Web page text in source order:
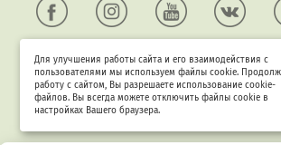
Задать вопрос
Для улучшения работы сайта и его взаимодействия с
пользователями мы используем файлы cookie.
работу с сайтом, Вы разрешаете использование cookie-
файлов. Вы всегда можете отключить файлы cookie в
настройках Вашего браузера.